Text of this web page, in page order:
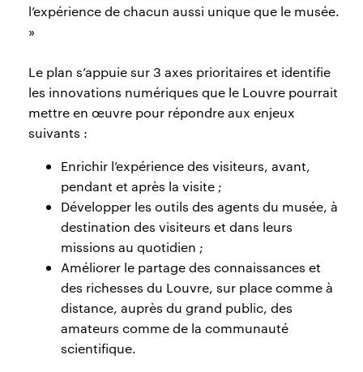
l’expérience de chacun aussi unique que le musée.
»
Le plan s’appuie sur 3 axes prioritaires et identifie
les innovations numériques que le Louvre pourrait
mettre en œuvre pour répondre aux enjeux
suivants :
Enrichir l’expérience des visiteurs, avant,
pendant et après la visite ;
Développer les outils des agents du musée, à
destination des visiteurs et dans leurs
missions au quotidien ;
Améliorer le partage des connaissances et
des richesses du Louvre, sur place comme à
distance, auprès du grand public, des
amateurs comme de la communauté
scientifique.